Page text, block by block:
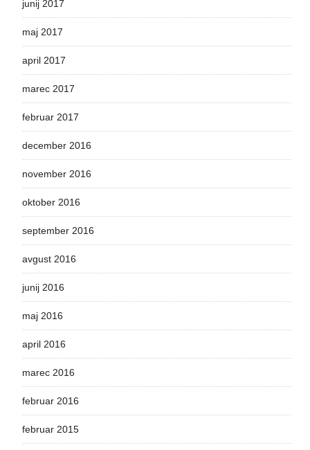
junij 2017
maj 2017
april 2017
marec 2017
februar 2017
december 2016
november 2016
oktober 2016
september 2016
avgust 2016
junij 2016
maj 2016
april 2016
marec 2016
februar 2016
februar 2015